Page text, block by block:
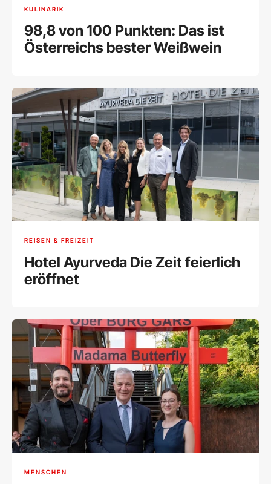
KULINARIK
98,8 von 100 Punkten: Das ist
Österreichs bester Weißwein
REISEN & FREIZEIT
Hotel Ayurveda Die Zeit feierlich
eröffnet
MENSCHEN